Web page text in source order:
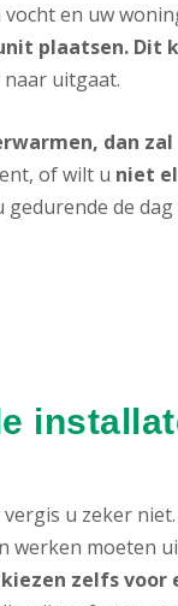
en uw
plaatsen. Dit
uitgaat.
dan
of wilt u niet
gedurende de
u zeker
werken moeten
kiezen zelfs voor